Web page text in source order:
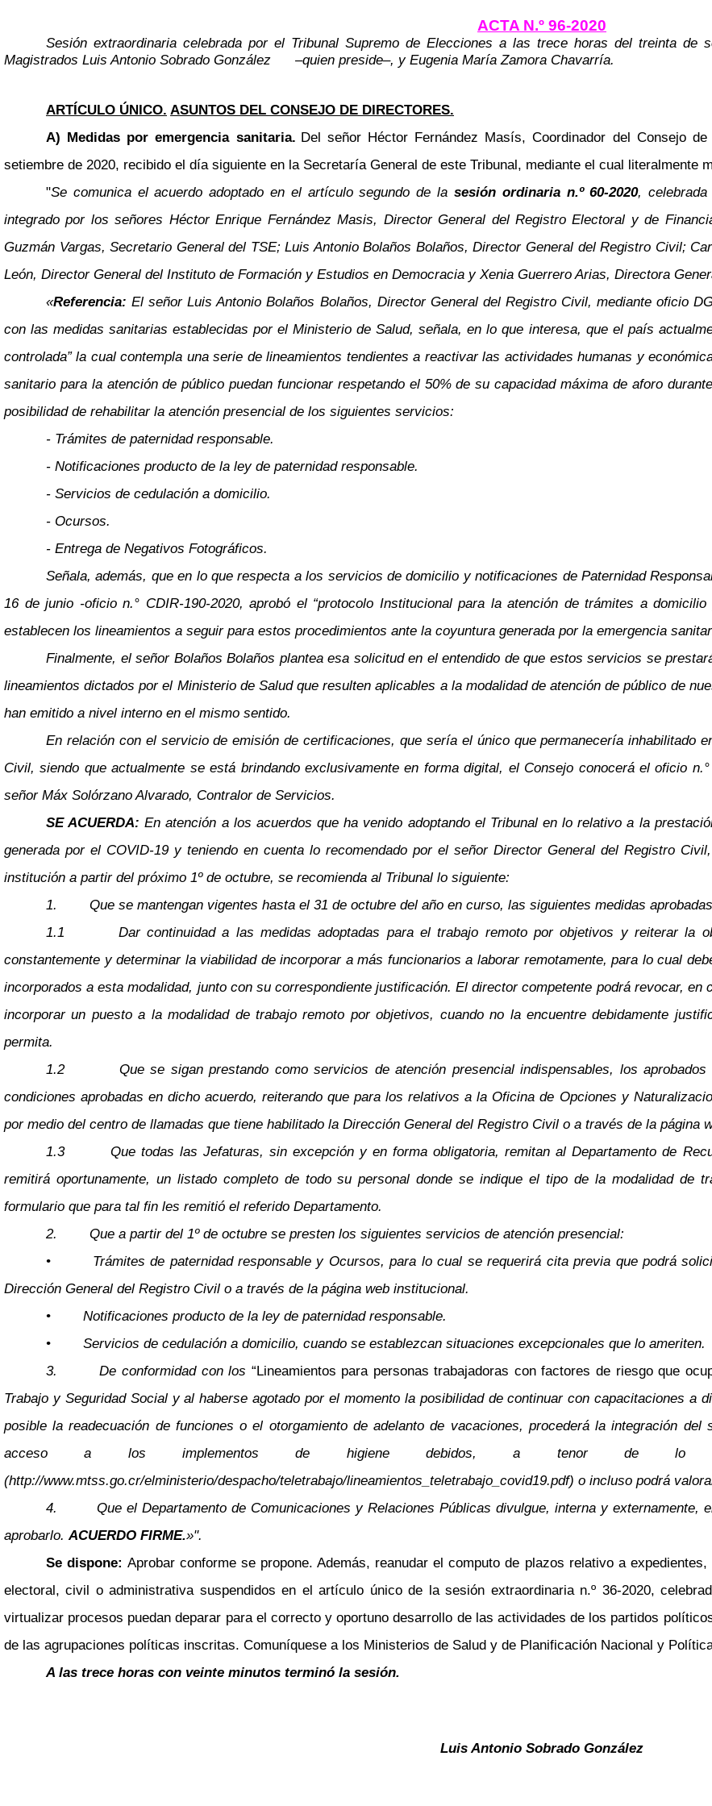
ACTA N.º 96-2020
Sesión extraordinaria celebrada por el Tribunal Supremo de Elecciones a las trece horas del treinta
Magistrados Luis Antonio Sobrado González –quien preside–, y Eugenia María Zamora Chavarría.
ARTÍCULO ÚNICO. ASUNTOS DEL CONSEJO DE DIRECTORES.
A) Medidas por emergencia sanitaria. Del señor Héctor Fernández Masís, Coordinador del Consejo
setiembre de 2020, recibido el día siguiente en la Secretaría General de este Tribunal, mediante el cual literalmente
"Se comunica el acuerdo adoptado en el artículo segundo de la sesión ordinaria n.º 60-2020,
integrado por los señores Héctor Enrique Fernández Masis, Director General del Registro Electoral y de
Guzmán Vargas, Secretario General del TSE; Luis Antonio Bolaños Bolaños, Director General del Registro Civil;
León, Director General del Instituto de Formación y Estudios en Democracia y Xenia Guerrero Arias, Directora
«Referencia: El señor Luis Antonio Bolaños Bolaños, Director General del Registro Civil, mediante oficio
con las medidas sanitarias establecidas por el Ministerio de Salud, señala, en lo que interesa, que el país
controlada” la cual contempla una serie de lineamientos tendientes a reactivar las actividades humanas y
sanitario para la atención de público puedan funcionar respetando el 50% de su capacidad máxima de aforo
posibilidad de rehabilitar la atención presencial de los siguientes servicios:
- Trámites de paternidad responsable.
- Notificaciones producto de la ley de paternidad responsable.
- Servicios de cedulación a domicilio.
- Ocursos.
- Entrega de Negativos Fotográficos.
Señala, además, que en lo que respecta a los servicios de domicilio y notificaciones de Paternidad
16 de junio -oficio n.° CDIR-190-2020, aprobó el “protocolo Institucional para la atención de trámites a
establecen los lineamientos a seguir para estos procedimientos ante la coyuntura generada por la emergencia
Finalmente, el señor Bolaños Bolaños plantea esa solicitud en el entendido de que estos servicios se
lineamientos dictados por el Ministerio de Salud que resulten aplicables a la modalidad de atención de público de
han emitido a nivel interno en el mismo sentido.
En relación con el servicio de emisión de certificaciones, que sería el único que permanecería inhabilitado
Civil, siendo que actualmente se está brindando exclusivamente en forma digital, el Consejo conocerá el oficio
señor Máx Solórzano Alvarado, Contralor de Servicios.
SE ACUERDA: En atención a los acuerdos que ha venido adoptando el Tribunal en lo relativo a la
generada por el COVID-19 y teniendo en cuenta lo recomendado por el señor Director General del Registro
institución a partir del próximo 1º de octubre, se recomienda al Tribunal lo siguiente:
1.
Que se mantengan vigentes hasta el 31 de octubre del año en curso, las siguientes medidas
1.1
Dar continuidad a las medidas adoptadas para el trabajo remoto por objetivos y reiterar la
constantemente y determinar la viabilidad de incorporar a más funcionarios a laborar remotamente, para lo cual
incorporados a esta modalidad, junto con su correspondiente justificación. El director competente podrá revocar,
incorporar un puesto a la modalidad de trabajo remoto por objetivos, cuando no la encuentre debidamente
permita.
1.2
Que se sigan prestando como servicios de atención presencial indispensables, los
condiciones aprobadas en dicho acuerdo, reiterando que para los relativos a la Oficina de Opciones y
por medio del centro de llamadas que tiene habilitado la Dirección General del Registro Civil o a través de la página
1.3
Que todas las Jefaturas, sin excepción y en forma obligatoria, remitan al Departamento de
remitirá oportunamente, un listado completo de todo su personal donde se indique el tipo de la modalidad de
formulario que para tal fin les remitió el referido Departamento.
2.
Que a partir del 1º de octubre se presten los siguientes servicios de atención presencial:
•
Trámites de paternidad responsable y Ocursos, para lo cual se requerirá cita previa que podrá
Dirección General del Registro Civil o a través de la página web institucional.
•
Notificaciones producto de la ley de paternidad responsable.
•
Servicios de cedulación a domicilio, cuando se establezcan situaciones excepcionales que lo ameriten.
3.
De conformidad con los “Lineamientos para personas trabajadoras con factores de riesgo que
Trabajo y Seguridad Social y al haberse agotado por el momento la posibilidad de continuar con capacitaciones a
posible la readecuación de funciones o el otorgamiento de adelanto de vacaciones, procederá la integración
acceso a los implementos de higiene debidos, a tenor de lo
(http://www.mtss.go.cr/elministerio/despacho/teletrabajo/lineamientos_teletrabajo_covid19.pdf) o incluso podrá
4.
Que el Departamento de Comunicaciones y Relaciones Públicas divulgue, interna y
aprobarlo.ACUERDO FIRME.»".
Se dispone:Aprobar conforme se propone. Además, reanudar el computo de plazos relativo a
electoral, civil o administrativa suspendidos en el artículo único de la sesión extraordinaria n.º 36-2020,
virtualizar procesos puedan deparar para el correcto y oportuno desarrollo de las actividades de los partidos
de las agrupaciones políticas inscritas. Comuníquese a los Ministerios de Salud y de Planificación Nacional y
A las trece horas con veinte minutos terminó la sesión.
Luis Antonio Sobrado González